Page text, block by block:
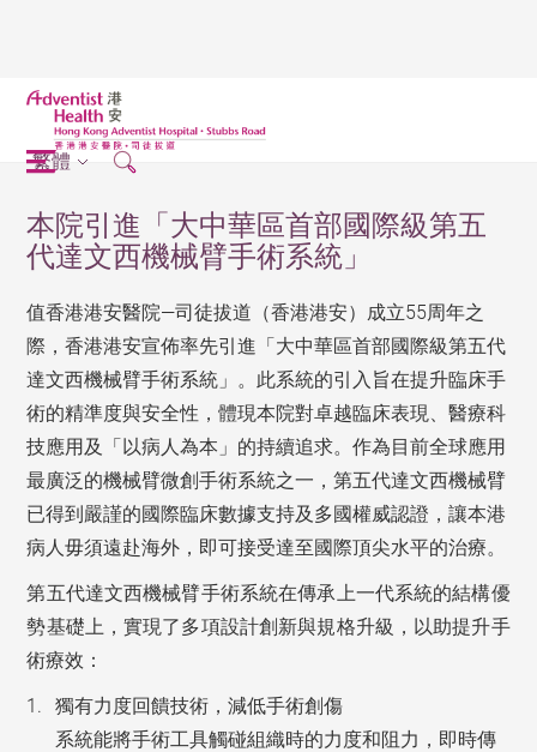
繁體
本院引進「大中華區首部國際級第五
代達文西機械臂手術系統」
值香港港安醫院—司徒拔道（香港港安）成立55周年之
際，香港港安宣佈率先引進「大中華區首部國際級第五代
達文西機械臂手術系統」。此系統的引入旨在提升臨床手
術的精準度與安全性，體現本院對卓越臨床表現、醫療科
技應用及「以病人為本」的持續追求。作為目前全球應用
最廣泛的機械臂微創手術系統之一，第五代達文西機械臂
已得到嚴謹的國際臨床數據支持及多國權威認證，讓本港
病人毋須遠赴海外，即可接受達至國際頂尖水平的治療。
第五代達文西機械臂手術系統在傳承上一代系統的結構優
勢基礎上，實現了多項設計創新與規格升級，以助提升手
術療效：
獨有力度回饋技術，減低手術創傷
系統能將手術工具觸碰組織時的力度和阻力，即時傳